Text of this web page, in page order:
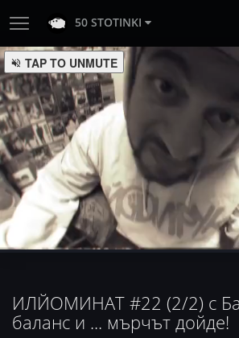
50 STOTINKI
TAP TO UNMUTE
Unmute Loaded :
0%
Progress
:
0%
ИЛЙОМИНАТ #22 (2/2) с
баланс и ... мърчът дойде!